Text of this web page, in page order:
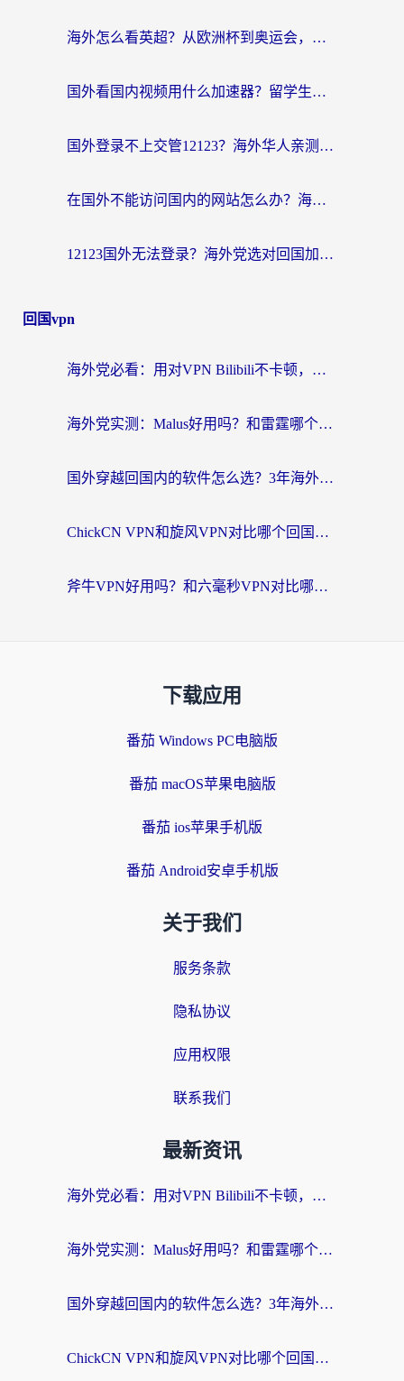
海外怎么看英超？从欧洲杯到奥运会，一份让你不卡壳的中文解说观看指南
国外看国内视频用什么加速器？留学生和海外华人的实用指南
国外登录不上交管12123？海外华人亲测有效的回国加速器选择指南
在国外不能访问国内的网站怎么办？海外党必看的无缝回国上网指南
12123国外无法登录？海外党选对回国加速器，轻松解决国内资源访问难题
回国vpn
海外党必看：用对VPN Bilibili不卡顿，英国玩国内游戏也丝滑——2026回国加速器选择指南
海外党实测：Malus好用吗？和雷霆哪个好？+ 3款热门加速器深度对比
国外穿越回国内的软件怎么选？3年海外党亲测实用指南，告别地域限制
ChickCN VPN和旋风VPN对比哪个回国效果更好？海外党实测回国内网神器指南
斧牛VPN好用吗？和六毫秒VPN对比哪个回国效果更好？海外党亲测实用指南
下载应用
番茄 Windows PC电脑版
番茄 macOS苹果电脑版
番茄 ios苹果手机版
番茄 Android安卓手机版
关于我们
服务条款
隐私协议
应用权限
联系我们
最新资讯
海外党必看：用对VPN Bilibili不卡顿，英国玩国内游戏也丝滑——2026回国加速器选择指南
海外党实测：Malus好用吗？和雷霆哪个好？+ 3款热门加速器深度对比
国外穿越回国内的软件怎么选？3年海外党亲测实用指南，告别地域限制
ChickCN VPN和旋风VPN对比哪个回国效果更好？海外党实测回国内网神器指南